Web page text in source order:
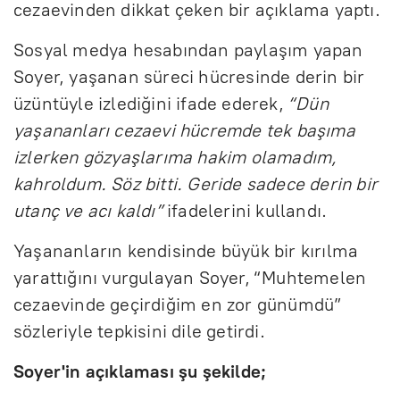
cezaevinden dikkat çeken bir açıklama yaptı.
Sosyal medya hesabından paylaşım yapan
Soyer, yaşanan süreci hücresinde derin bir
üzüntüyle izlediğini ifade ederek, “Dün
yaşananları cezaevi hücremde tek başıma
izlerken gözyaşlarıma hakim olamadım,
kahroldum. Söz bitti. Geride sadece derin bir
utanç ve acı kaldı”ifadelerini kullandı.
Yaşananların kendisinde büyük bir kırılma
yarattığını vurgulayan Soyer, “Muhtemelen
cezaevinde geçirdiğim en zor günümdü”
sözleriyle tepkisini dile getirdi.
Soyer'in açıklaması şu şekilde;